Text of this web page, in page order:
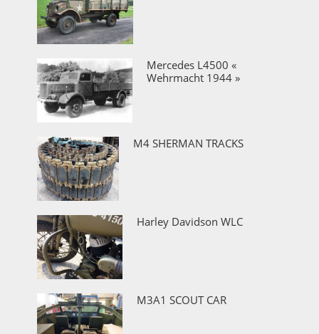
Mercedes L4500 «
Wehrmacht 1944 »
M4 SHERMAN TRACKS
Harley Davidson WLC
M3A1 SCOUT CAR